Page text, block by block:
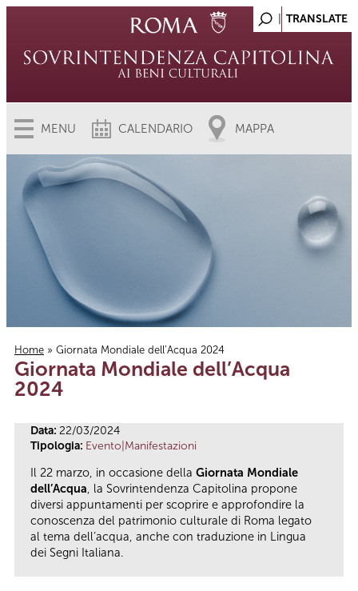
MENU CALENDARIO MAPPA
Tu sei qui
Home » Giornata Mondiale dell’Acqua 2024
Giornata Mondiale dell’Acqua
2024
Data: 22/03/2024
Tipologia: Evento|Manifestazioni
Il 22 marzo, in occasione della Giornata Mondiale
dell’Acqua, la Sovrintendenza Capitolina propone
diversi appuntamenti per scoprire e approfondire la
conoscenza del patrimonio culturale di Roma legato
al tema dell’acqua, anche con traduzione in Lingua
dei Segni Italiana.